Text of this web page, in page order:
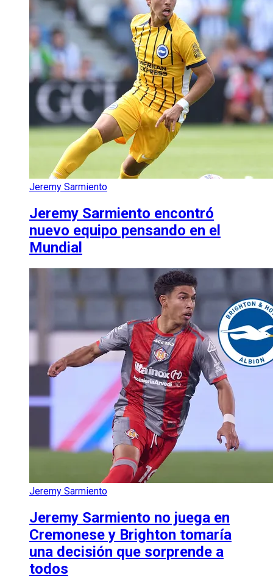
Jeremy Sarmiento
Jeremy Sarmiento encontró
nuevo equipo pensando en el
Mundial
Jeremy Sarmiento
Jeremy Sarmiento no juega en
Cremonese y Brighton tomaría
una decisión que sorprende a
todos